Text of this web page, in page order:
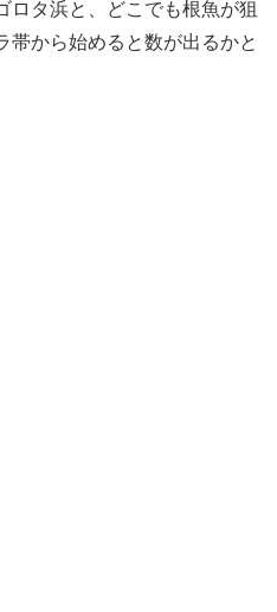
ロタ浜と、どこでも根魚が狙
帯から始めると数が出るかと